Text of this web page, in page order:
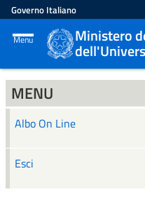
Governo Italiano
Menu Ministero
MENU
Albo On Line
Esci
ALBO ON LINE
Ricerca